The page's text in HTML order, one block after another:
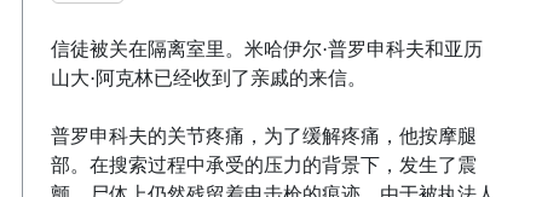
信徒被关在隔离室里。米哈伊尔·普罗申科夫和亚历
山大·阿克林已经收到了亲戚的来信。
普罗申科夫的关节疼痛，为了缓解疼痛，他按摩腿
部。在搜索过程中承受的压力的背景下，发生了震